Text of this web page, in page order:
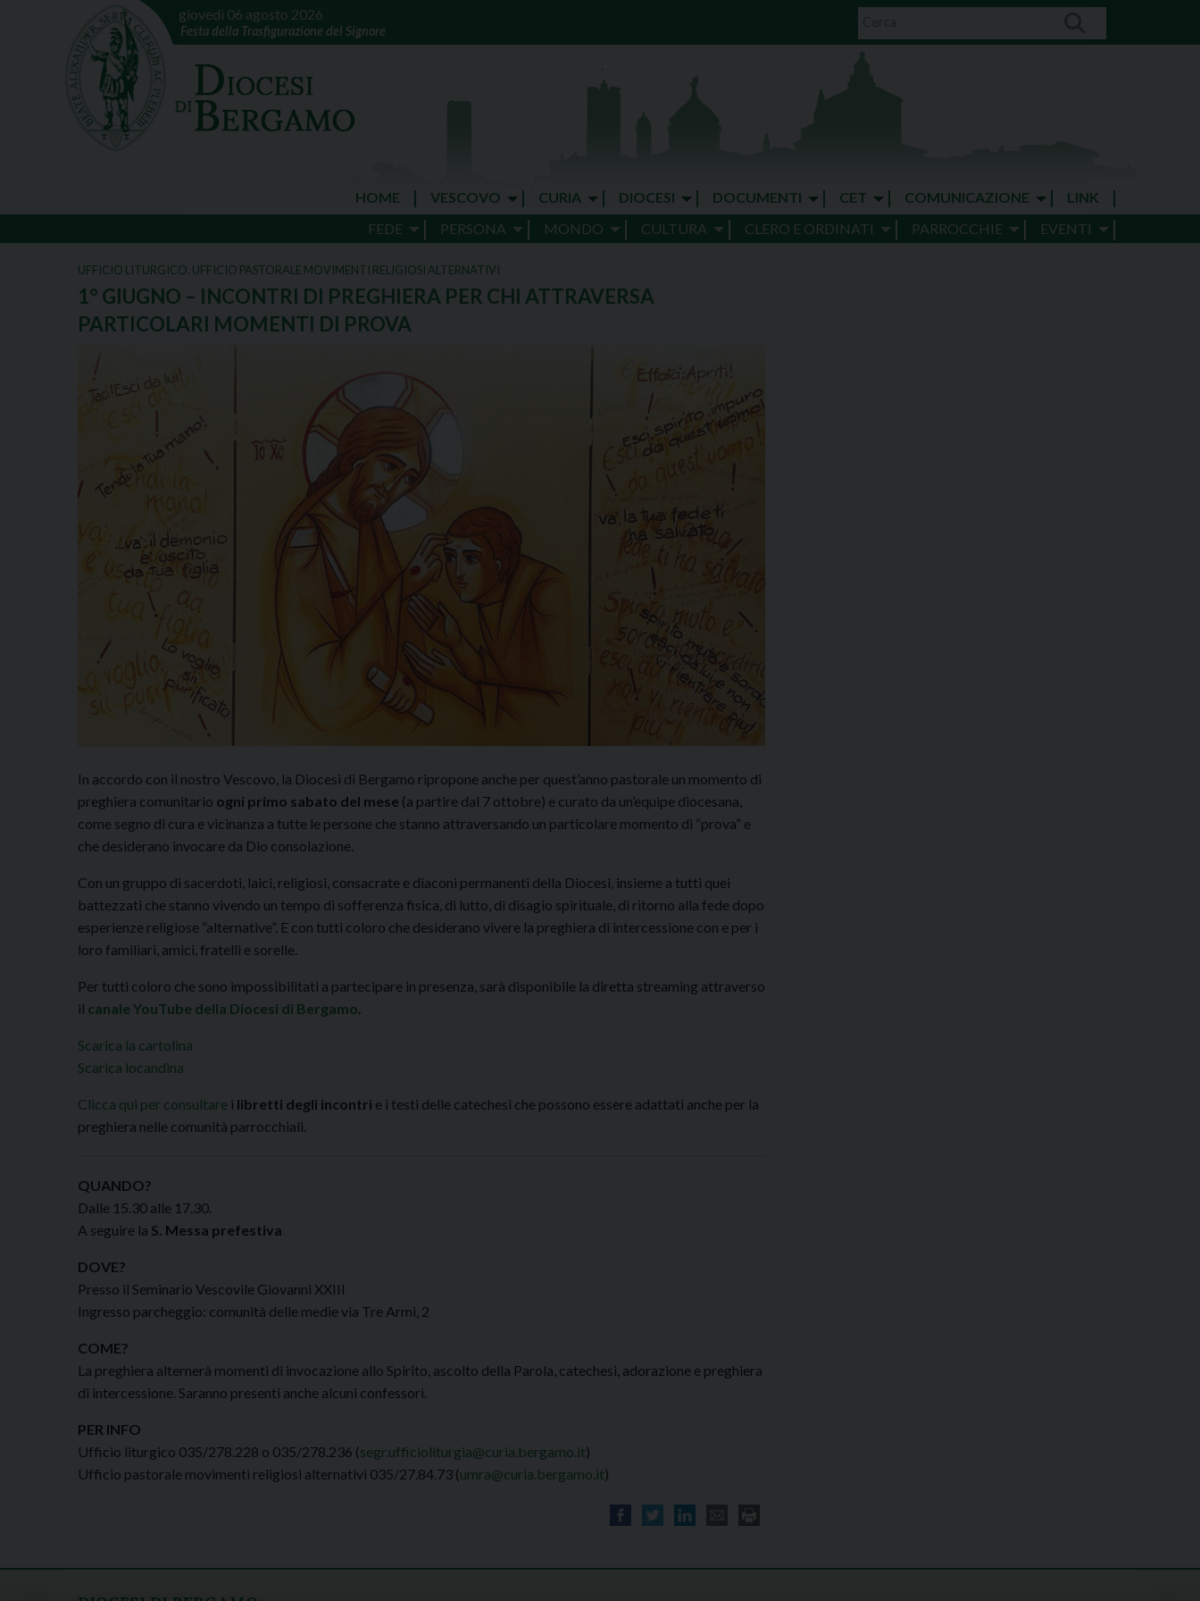
giovedì 06 agosto 2026
Festa della Trasfigurazione del Signore
HOME VESCOVO CURIA DIOCESI DOCUMENTI CET COMUNICAZIONE
LINK
FEDE
PERSONA MONDO CULTURA CLERO E ORDINATI PARROCCHIE EVENTI
UFFICIO LITURGICO UFFICIO PASTORALE MOVIMENTI RELIGIOSI ALTERNATIVI
1° GIUGNO – INCONTRI DI PREGHIERA PER CHI ATTRAVERSA
PARTICOLARI MOMENTI DI PROVA
In accordo con il nostro Vescovo, la Diocesi di Bergamo ripropone anche per quest’anno pastorale un momento di
preghiera comunitario ogni primo sabato del mese (a partire dal 7 ottobre) e curato da un’equipe diocesana,
come segno di cura e vicinanza a tutte le persone che stanno attraversando un particolare momento di “prova” e
che desiderano invocare da Dio consolazione.
Con un gruppo di sacerdoti, laici, religiosi, consacrate e diaconi permanenti della Diocesi, insieme a tutti quei
battezzati che stanno vivendo un tempo di sofferenza fisica, di lutto, di disagio spirituale, di ritorno alla fede dopo
esperienze religiose “alternative”. E con tutti coloro che desiderano vivere la preghiera di intercessione con e per i
loro familiari, amici, fratelli e sorelle.
Per tutti coloro che sono impossibilitati a partecipare in presenza, sarà disponibile la diretta streaming attraverso
il canale YouTube della Diocesi di Bergamo.
Scarica la cartolina
Scarica locandina
Clicca qui per consultare i libretti degli incontri e i testi delle catechesi che possono essere adattati anche per la
preghiera nelle comunità parrocchiali.
QUANDO?
Dalle 15.30 alle 17.30.
A seguire la S. Messa prefestiva
DOVE?
Presso il Seminario Vescovile Giovanni XXIII
Ingresso parcheggio: comunità delle medie via Tre Armi, 2
COME?
La preghiera alternerà momenti di invocazione allo Spirito, ascolto della Parola, catechesi, adorazione e preghiera
di intercessione. Saranno presenti anche alcuni confessori.
PER INFO
Ufficio liturgico 035/278.228 o 035/278.236 (segr.ufficioliturgia@curia.bergamo.it)
Ufficio pastorale movimenti religiosi alternativi 035/27.84.73 (umra@curia.bergamo.it)